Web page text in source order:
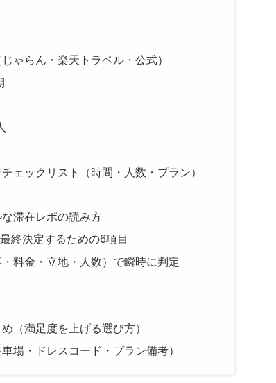
ゃらん・楽天トラベル・公式）
ェックリスト（時間・人数・プラン）
滞在レポの読み方
終決定するための6項目
料金・立地・人数）で瞬時に判定
（満足度を上げる選び方）
場・ドレスコード・プラン備考）